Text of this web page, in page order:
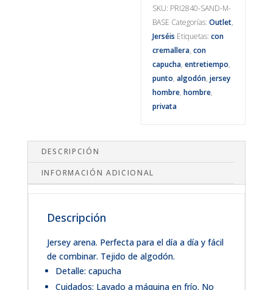
SKU: PRI2840-SAND-M-
BASE Categorías:Outlet,
Jerséis Etiquetas:con
cremallera,con
capucha,entretiempo,
punto,algodón,jersey
hombre,hombre,
privata
DESCRIPCIÓN
INFORMACIÓN ADICIONAL
Descripción
Jersey arena. Perfecta para el día a día y fácil
de combinar. Tejido de algodón.
Detalle: capucha
Cuidados: Lavado a máquina en frío. No